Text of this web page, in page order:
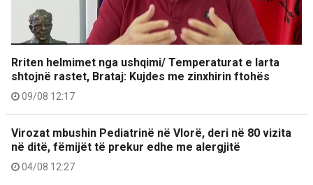
Rriten helmimet nga ushqimi/ Temperaturat e larta
shtojnë rastet, Brataj: Kujdes me zinxhirin ftohës
09/08 12:17
Virozat mbushin Pediatrinë në Vlorë, deri në 80 vizita
në ditë, fëmijët të prekur edhe me alergjitë
04/08 12:27